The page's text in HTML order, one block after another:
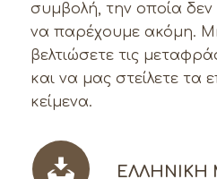
συμβολή, την οποία
να παρέχουμε ακόμη.
βελτιώσετε τις
και να μας στείλετε τα
κείμενα.
ΕΛΛΗΝΙΚΉ